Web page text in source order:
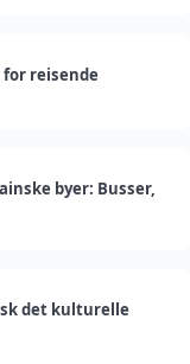
reisende
byer: Busser,
det kulturelle